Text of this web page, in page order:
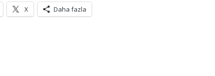
X Daha fazla